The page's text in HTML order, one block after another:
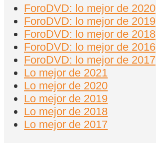
ForoDVD: lo mejor de 2020
ForoDVD: lo mejor de 2019
ForoDVD: lo mejor de 2018
ForoDVD: lo mejor de 2016
ForoDVD: lo mejor de 2017
Lo mejor de 2021
Lo mejor de 2020
Lo mejor de 2019
Lo mejor de 2018
Lo mejor de 2017